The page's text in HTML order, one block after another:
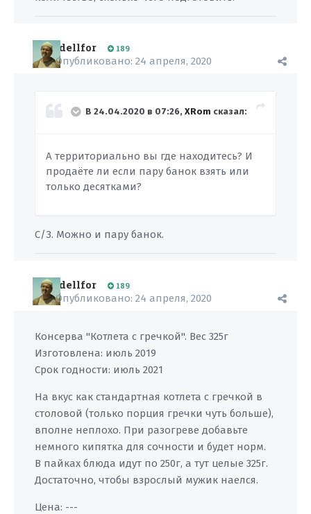
dellfor 189
Опубликовано: 24 апреля, 2020
В 24.04.2020 в 07:26, XRom сказал:
А территориально вы где находитесь? И
продаёте ли если пару банок взять или
только десятками?
С/З. Можно и пару банок.
dellfor 189
Опубликовано: 24 апреля, 2020
Консерва "Котлета с гречкой". Вес 325г
Изготовлена: июль 2019
Срок годности: июль 2021
На вкус как стандартная котлета с гречкой в
столовой (только порция гречки чуть больше),
вполне неплохо. При разогреве добавьте
немного кипятка для сочности и будет норм.
В пайках блюда идут по 250г, а тут целые 325г.
Достаточно, чтобы взрослый мужик наелся.
Цена: ---